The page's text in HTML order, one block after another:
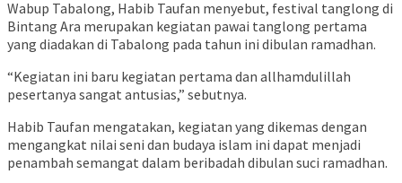
Wabup Tabalong, Habib Taufan menyebut, festival tanglong di
Bintang Ara merupakan kegiatan pawai tanglong pertama
yang diadakan di Tabalong pada tahun ini dibulan ramadhan.
“Kegiatan ini baru kegiatan pertama dan allhamdulillah
pesertanya sangat antusias,” sebutnya.
Habib Taufan mengatakan, kegiatan yang dikemas dengan
mengangkat nilai seni dan budaya islam ini dapat menjadi
penambah semangat dalam beribadah dibulan suci ramadhan.